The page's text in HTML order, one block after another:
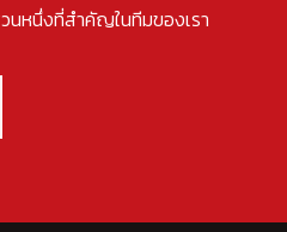
นหนึ่งที่สำคัญในทีมของเรา